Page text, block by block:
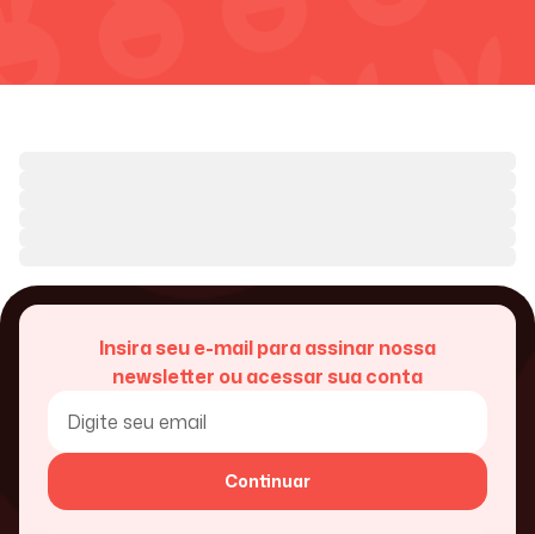
Insira seu e-mail para assinar nossa
newsletter ou acessar sua conta
Continuar